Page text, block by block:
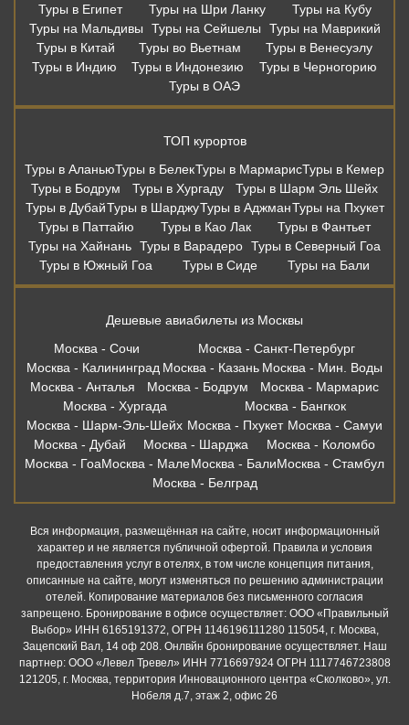
Туры в Египет
Туры на Шри Ланку
Туры на Кубу
Туры на Мальдивы
Туры на Сейшелы
Туры на Маврикий
Туры в Китай
Туры во Вьетнам
Туры в Венесуэлу
Туры в Индию
Туры в Индонезию
Туры в Черногорию
Туры в ОАЭ
ТОП курортов
Туры в АланьюТуры в БелекТуры в МармарисТуры в Кемер
Туры в Бодрум
Туры в Хургаду
Туры в Шарм Эль Шейх
Туры в ДубайТуры в ШарджуТуры в АджманТуры на Пхукет
Туры в Паттайю
Туры в Као Лак
Туры в Фантьет
Туры на Хайнань Туры в Варадеро Туры в Северный Гоа
Туры в Южный Гоа
Туры в Сиде Туры на Бали
Дешевые авиабилеты из Москвы
Москва - Сочи
Москва - Санкт-Петербург
Москва - Калининград Москва - Казань Москва - Мин. Воды
Москва - Анталья
Москва - Бодрум
Москва - Мармарис
Москва - Хургада
Москва - Бангкок
Москва - Шарм-Эль-Шейх Москва - Пхукет Москва - Самуи
Москва - Дубай
Москва - Шарджа
Москва - Коломбо
Москва - ГоаМосква - МалеМосква - БалиМосква - Стамбул
Москва - Белград
Вся информация, размещённая на сайте, носит информационный
характер и не является публичной офертой. Правила и условия
предоставления услуг в отелях, в том числе концепция питания,
описанные на сайте, могут изменяться по решению администрации
отелей. Копирование материалов без письменного согласия
запрещено. Бронирование в офисе осуществляет: ООО «Правильный
Выбор» ИНН 6165191372, ОГРН 1146196111280 115054, г. Москва,
Зацепский Вал, 14 оф 208. Онлвйн бронирование осуществляет. Наш
партнер: ООО «Левел Тревел» ИНН 7716697924 ОГРН 1117746723808
121205, г. Москва, территория Инновационного центра «Сколково», ул.
Нобеля д.7, этаж 2, офис 26